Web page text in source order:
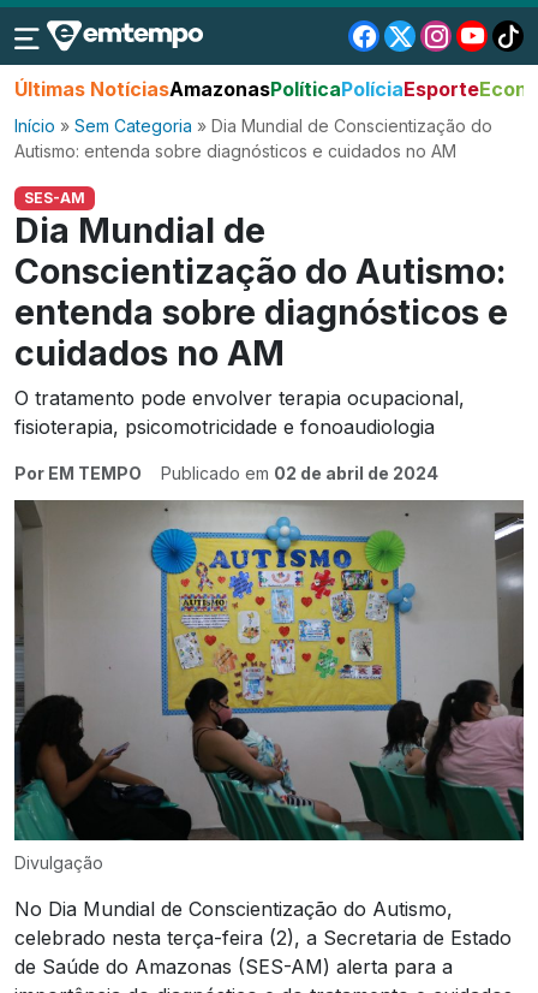
Últimas NotíciasAmazonasPolíticaPolíciaEsporte
Início » Sem Categoria » Dia Mundial de Conscientização do
Autismo: entenda sobre diagnósticos e cuidados no AM
SES-AM
Dia Mundial de
Conscientização do Autismo:
entenda sobre diagnósticos e
cuidados no AM
O tratamento pode envolver terapia ocupacional,
fisioterapia, psicomotricidade e fonoaudiologia
Por EM TEMPO Publicado em 02 de abril de 2024
Divulgação
No Dia Mundial de Conscientização do Autismo,
celebrado nesta terça-feira (2), a Secretaria de Estado
de Saúde do Amazonas (SES-AM) alerta para a